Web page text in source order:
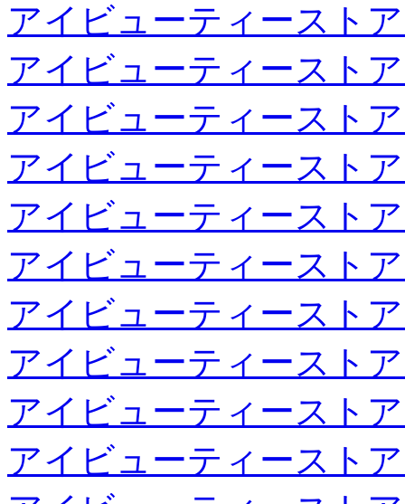
アイビューティースト
アイビューティースト
アイビューティースト
アイビューティースト
アイビューティースト
アイビューティースト
アイビューティースト
アイビューティースト
アイビューティースト
アイビューティースト